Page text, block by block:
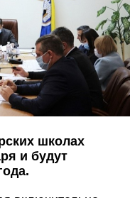
школах
и будут